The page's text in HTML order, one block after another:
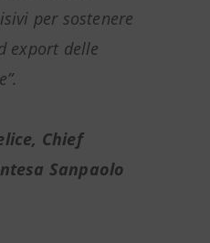
per sostenere
export delle
Chief
Sanpaolo